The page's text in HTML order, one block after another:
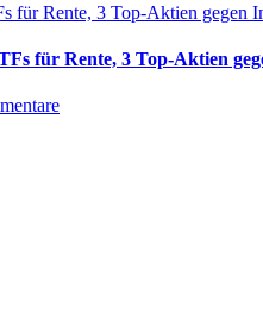
für Rente, 3 Top-Aktien gegen
für Rente, 3 Top-Aktien